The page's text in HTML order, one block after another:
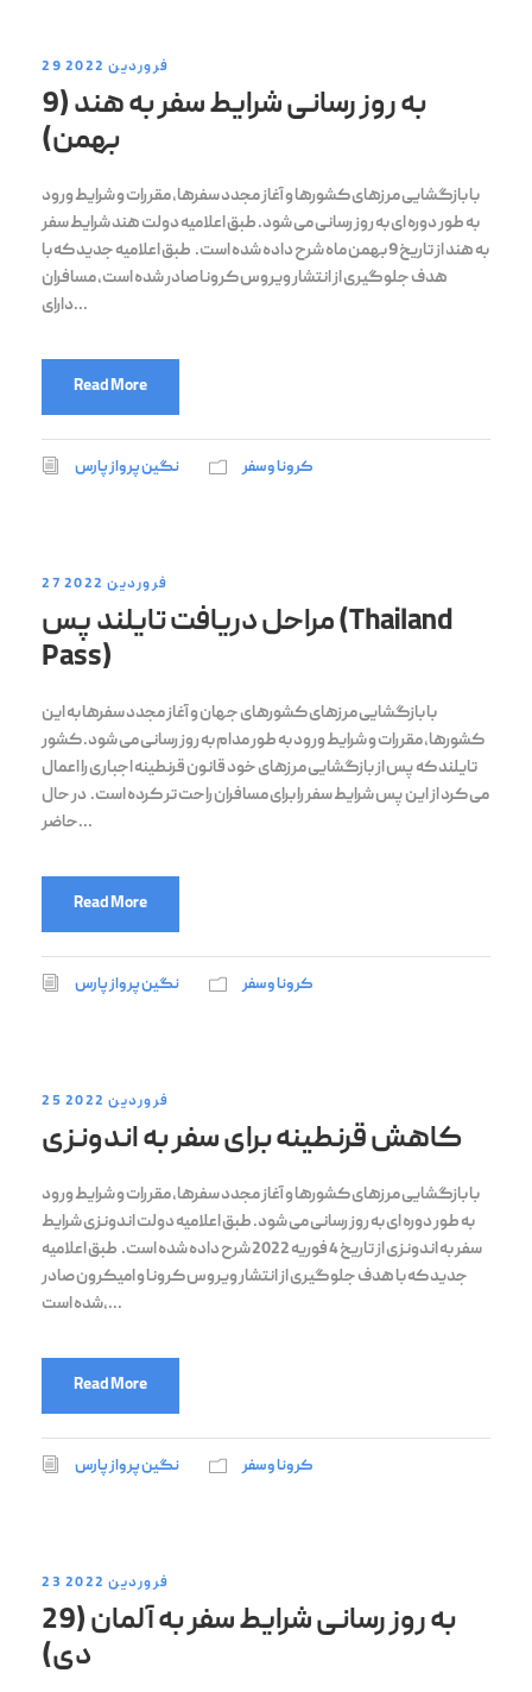
29 فروردین 2022
به روز رسانی شرایط سفر به هند (9
بهمن)
با بازگشایی مرزهای کشورها و آغاز مجدد سفرها، مقررات و شرایط ورود
به طور دوره ای به روز رسانی می شود. طبق اعلامیه دولت هند شرایط سفر
به هند از تاریخ 9 بهمن ماه شرح داده شده است. طبق اعلامیه جدید که با
هدف جلوگیری از انتشار ویروس کرونا صادر شده است، مسافران
دارای...
Read More
نگین پرواز پارس کرونا و سفر
27 فروردین 2022
مراحل دریافت تایلند پس (Thailand
Pass)
با بازگشایی مرزهای کشورهای جهان و آغاز مجدد سفرها به این
کشورها، مقررات و شرایط ورود به طور مدام به روز رسانی می شود. کشور
تایلند که پس از بازگشایی مرزهای خود قانون قرنطینه اجباری را اعمال
می کرد از این پس شرایط سفر را برای مسافران راحت تر کرده است. در حال
حاضر...
Read More
نگین پرواز پارس کرونا و سفر
25 فروردین 2022
کاهش قرنطینه برای سفر به اندونزی
با بازگشایی مرزهای کشورها و آغاز مجدد سفرها، مقررات و شرایط ورود
به طور دوره ای به روز رسانی می شود. طبق اعلامیه دولت اندونزی شرایط
سفر به اندونزی از تاریخ 4 فوریه 2022 شرح داده شده است. طبق اعلامیه
جدید که با هدف جلوگیری از انتشار ویروس کرونا و امیکرون صادر
شده است،...
Read More
نگین پرواز پارس کرونا و سفر
23 فروردین 2022
به روز رسانی شرایط سفر به آلمان (29
دی)